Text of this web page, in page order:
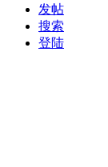
发帖
搜索
登陆